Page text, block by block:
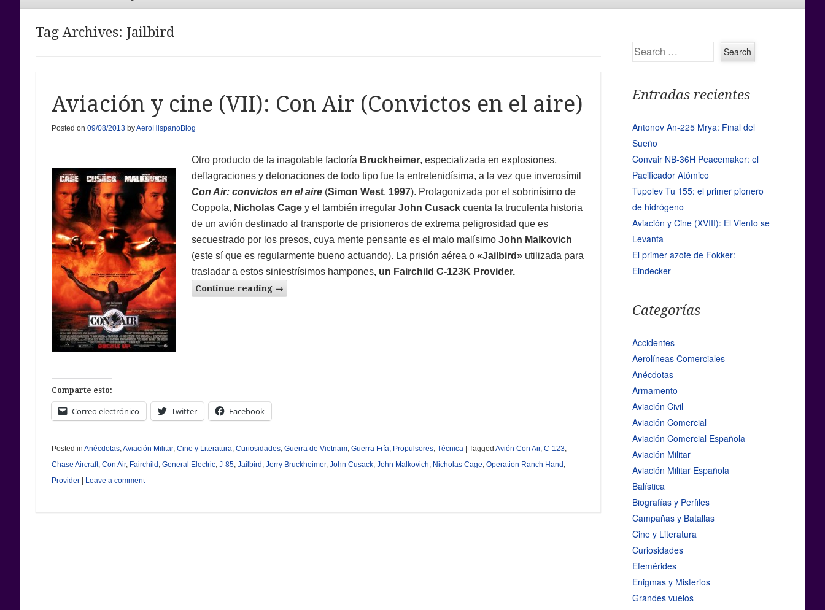
Tag Archives: Jailbird
Aviación y cine (VII): Con Air (Convictos en el aire)
Posted on 09/08/2013 byAeroHispanoBlog
Otro producto de la inagotable factoría Bruckheimer, especializada en explosiones,
deflagraciones y detonaciones de todo tipo fue la entretenidísima, a la vez que inverosímil
Con Air: convictos en el aire (Simon West, 1997). Protagonizada por el sobrinísimo de
Coppola, Nicholas Cage y el también irregularJohn Cusack cuenta la truculenta historia
de un avión destinado al transporte de prisioneros de extrema peligrosidad que es
secuestrado por los presos, cuya mente pensante es el malo malísimoJohn Malkovich
(este sí que es regularmente bueno actuando). La prisión aérea o«Jailbird» utilizada para
trasladar a estos siniestrísimos hampones, un Fairchild C-123K Provider.
Continue reading →
Comparte esto:
Correo electrónico Twitter Facebook
Posted in Anécdotas,Aviación Militar, Cine y Literatura, Curiosidades, Guerra de Vietnam, Guerra Fría, Propulsores, Técnica | Tagged Avión Con Air, C-123,
Chase Aircraft, Con Air, Fairchild, General Electric, J-85, Jailbird, Jerry Bruckheimer, John Cusack, John Malkovich, Nicholas Cage, Operation Ranch Hand,
Provider | Leave a comment
Search
Entradas recientes
Antonov An-225 Mrya: Final del
Sueño
Convair NB-36H Peacemaker: el
Pacificador Atómico
Tupolev Tu 155: el primer pionero
de hidrógeno
Aviación y Cine (XVIII): El Viento se
Levanta
El primer azote de Fokker:
Eindecker
Categorías
Accidentes
Aerolíneas Comerciales
Anécdotas
Armamento
Aviación Civil
Aviación Comercial
Aviación Comercial Española
Aviación Militar
Aviación Militar Española
Balística
Biografías y Perfiles
Campañas y Batallas
Cine y Literatura
Curiosidades
Efemérides
Enigmas y Misterios
Grandes vuelos